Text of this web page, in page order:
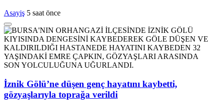
Asayiş 5 saat önce
İznik Gölü’ne düşen genç hayatını kaybetti,
gözyaşlarıyla toprağa verildi